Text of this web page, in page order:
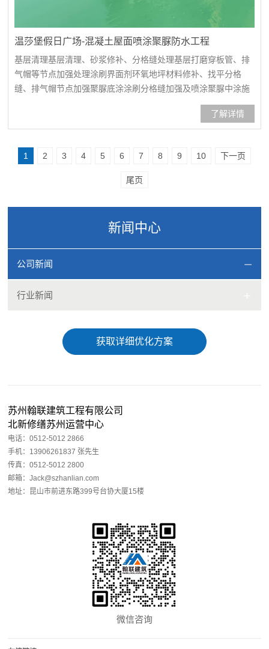
温莎堡假日广场-混凝土屋面喷涂聚脲防水工程
基层清理基层清理、砂浆修补、分格缝处理基层打磨穿板管、排
气帽等节点加强处理涂刷界面剂环氧地坪材料修补、找平分格
缝、排气帽节点加强聚脲底涂涂刷分格缝加强及喷涂聚脲中涂施
工喷涂聚脲中涂施工喷涂聚脲中涂施工喷涂聚脲面涂施工喷涂聚
了解详情
1 2 3 4 5 6 7 8 9 10 下一页
尾页
新闻中心
公司新闻
行业新闻
获取详细优化方案
苏州翰联建筑工程有限公司
北新修缮苏州运营中心
电话：0512-5012 2866
手机：13906261837 张先生
传真：0512-5012 2800
邮箱：Jack@szhanlian.com
地址：昆山市前进东路399号台协大厦15楼
微信咨询